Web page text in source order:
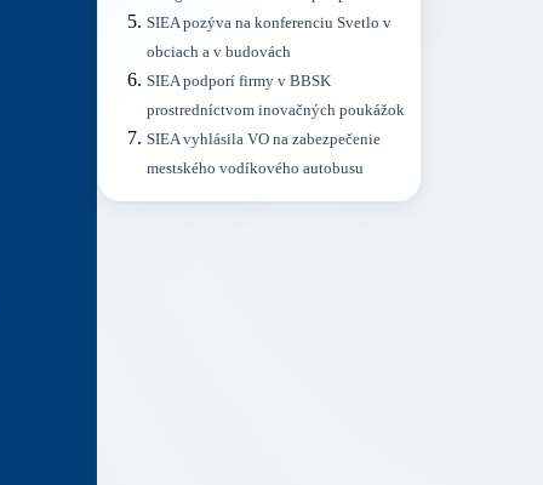
SIEA pozýva na konferenciu Svetlo v
obciach a v budovách
SIEA podporí firmy v BBSK
prostredníctvom inovačných poukážok
SIEA vyhlásila VO na zabezpečenie
mestského vodíkového autobusu